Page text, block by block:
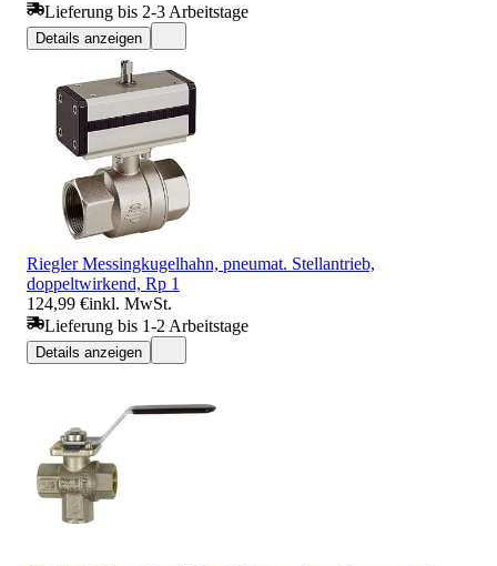
Lieferung bis 2-3 Arbeitstage
Details anzeigen
Riegler Messingkugelhahn, pneumat. Stellantrieb,
doppeltwirkend, Rp 1
124,99 €inkl. MwSt.
Lieferung bis 1-2 Arbeitstage
Details anzeigen